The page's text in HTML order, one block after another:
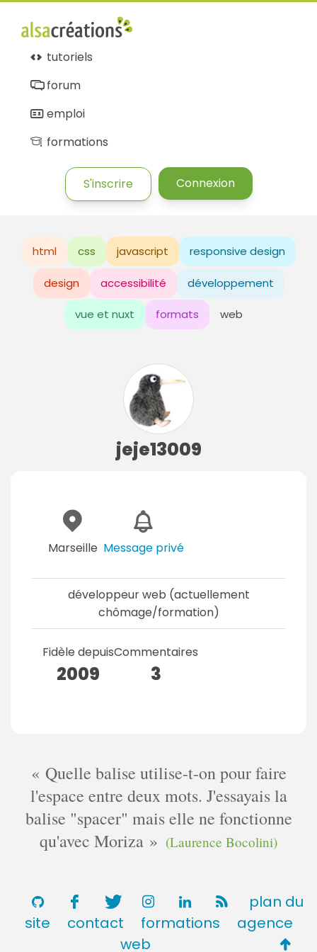
tutoriels
forum
emploi
formations
S'inscrire Connexion
html css javascript responsive design
design accessibilité développement
vue et nuxt formats web
jeje13009
Marseille Message privé
développeur web (actuellement
chômage/formation)
Fidèle depuis
2009
Commentaires
3
Quelle balise utilise-t-on pour faire
l'espace entre deux mots. J'essayais la
balise "spacer" mais elle ne fonctionne
qu'avec Moriza
(Laurence Bocolini)
plan du
site
contact formations
agence
web